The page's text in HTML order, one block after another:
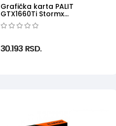
Grafička karta PALIT
GTX1660Ti Stormx
NE6166T018J9-161F
NVD6GBGDDR...
30.193RSD.